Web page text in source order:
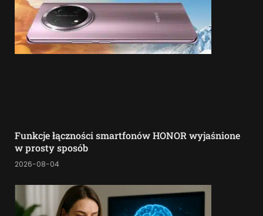
Funkcje łączności smartfonów HONOR wyjaśnione
w prosty sposób
2026-08-04